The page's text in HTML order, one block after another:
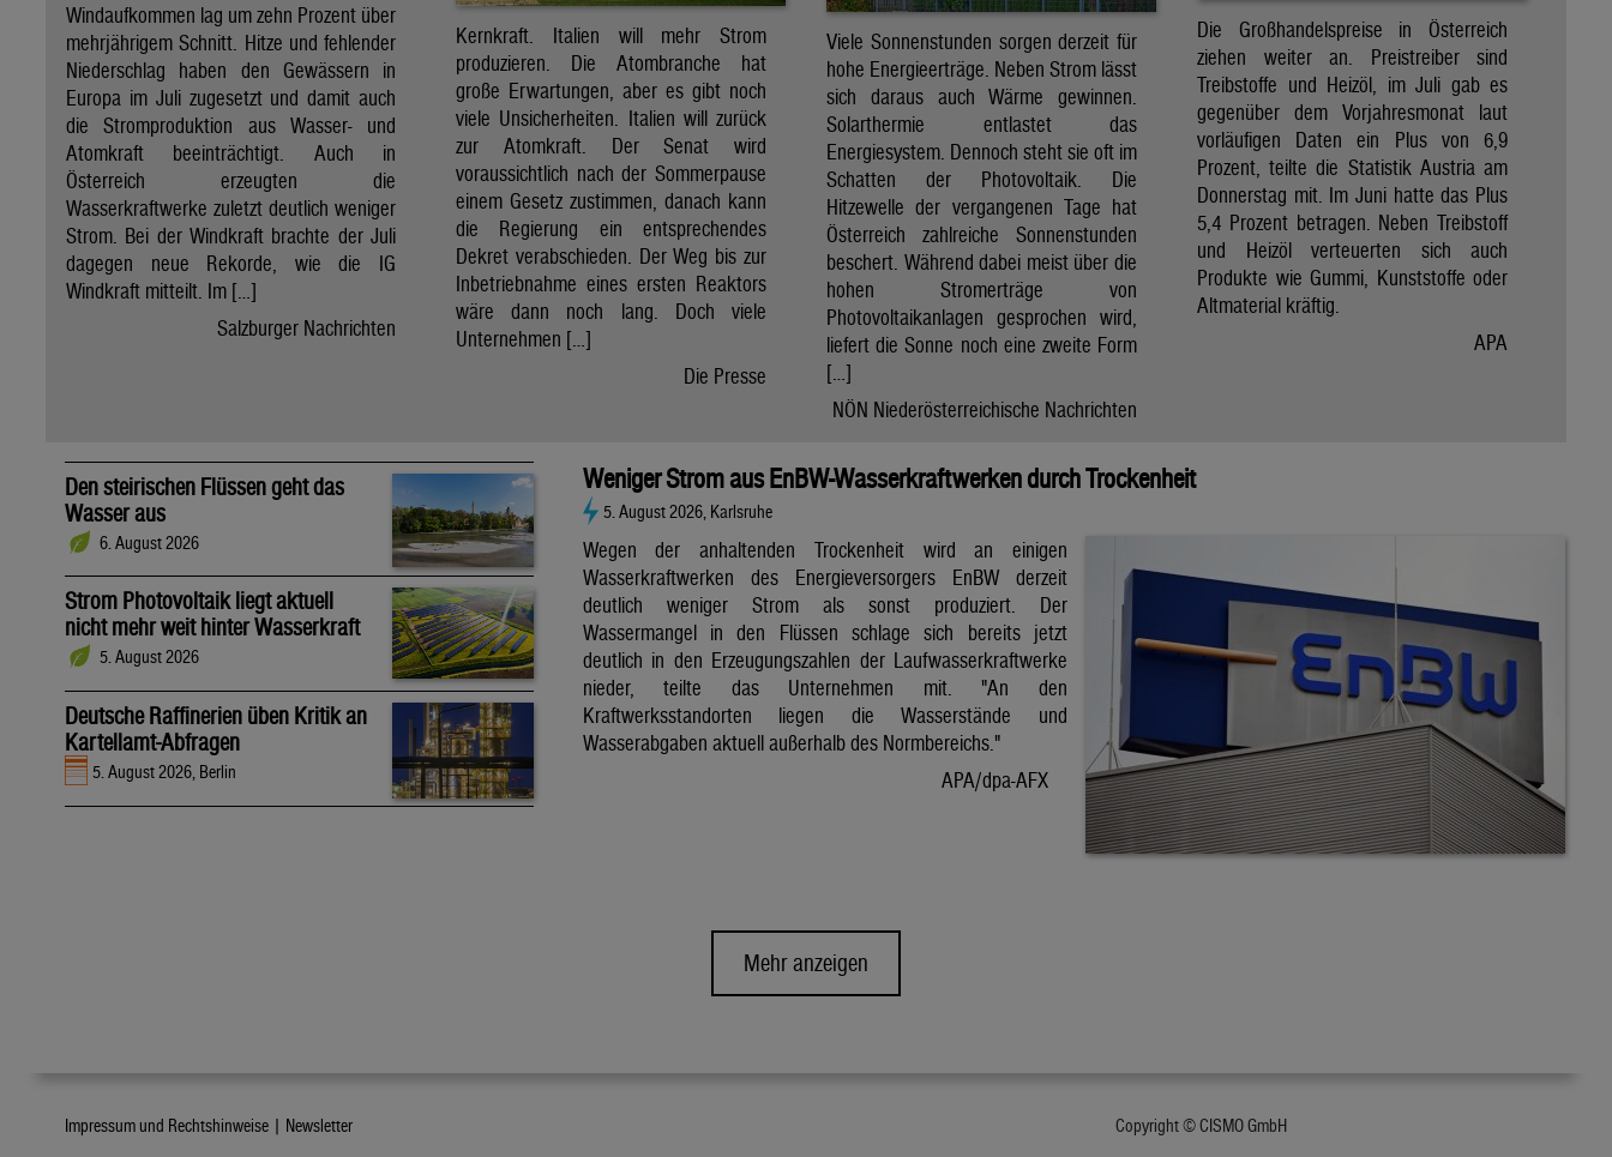
Windaufkommen lag um zehn Prozent über
mehrjährigem Schnitt. Hitze und fehlender
Niederschlag haben den Gewässern in
Europa im Juli zugesetzt und damit auch
die Stromproduktion aus Wasser- und
Atomkraft beeinträchtigt. Auch in
Österreich erzeugten die
Wasserkraftwerke zuletzt deutlich weniger
Strom. Bei der Windkraft brachte der Juli
dagegen neue Rekorde, wie die IG
Windkraft mitteilt. Im […]
Salzburger Nachrichten
Kernkraft. Italien will mehr Strom
produzieren. Die Atombranche hat
große Erwartungen, aber es gibt noch
viele Unsicherheiten. Italien will zurück
zur Atomkraft. Der Senat wird
voraussichtlich nach der Sommerpause
einem Gesetz zustimmen, danach kann
die Regierung ein entsprechendes
Dekret verabschieden. Der Weg bis zur
Inbetriebnahme eines ersten Reaktors
wäre dann noch lang. Doch viele
Unternehmen […]
Die Presse
Viele Sonnenstunden sorgen derzeit für
hohe Energieerträge. Neben Strom lässt
sich daraus auch Wärme gewinnen.
Solarthermie entlastet das
Energiesystem. Dennoch steht sie oft im
Schatten der Photovoltaik. Die
Hitzewelle der vergangenen Tage hat
Österreich zahlreiche Sonnenstunden
beschert. Während dabei meist über die
hohen Stromerträge von
Photovoltaikanlagen gesprochen wird,
liefert die Sonne noch eine zweite Form
[…]
NÖN Niederösterreichische Nachrichten
Die Großhandelspreise in Österreich
ziehen weiter an. Preistreiber sind
Treibstoffe und Heizöl, im Juli gab es
gegenüber dem Vorjahresmonat laut
vorläufigen Daten ein Plus von 6,9
Prozent, teilte die Statistik Austria am
Donnerstag mit. Im Juni hatte das Plus
5,4 Prozent betragen. Neben Treibstoff
und Heizöl verteuerten sich auch
Produkte wie Gummi, Kunststoffe oder
Altmaterial kräftig.
APA
Den steirischen Flüssen geht das
Wasser aus
6. August 2026
Strom Photovoltaik liegt aktuell
nicht mehr weit hinter Wasserkraft
5. August 2026
Deutsche Raffinerien üben Kritik an
Kartellamt-Abfragen
5. August 2026, Berlin
Weniger Strom aus EnBW-Wasserkraftwerken durch Trockenheit
5. August 2026, Karlsruhe
Wegen der anhaltenden Trockenheit wird an einigen
Wasserkraftwerken des Energieversorgers EnBW derzeit
deutlich weniger Strom als sonst produziert. Der
Wassermangel in den Flüssen schlage sich bereits jetzt
deutlich in den Erzeugungszahlen der Laufwasserkraftwerke
nieder, teilte das Unternehmen mit. "An den
Kraftwerksstandorten liegen die Wasserstände und
Wasserabgaben aktuell außerhalb des Normbereichs."
APA/dpa-AFX
Mehr anzeigen
Impressum und Rechtshinweise | Newsletter Copyright © CISMO GmbH